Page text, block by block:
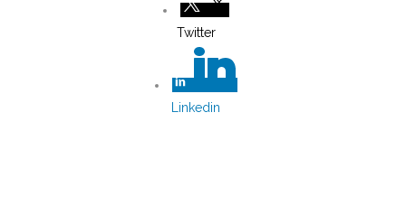
Twitter
Linkedin